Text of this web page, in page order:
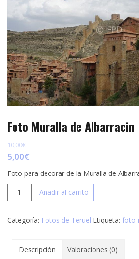
Foto Muralla de Albarracin
10,00€
5,00€
Foto para decorar de la Muralla de
Foto
Muralla
Albarracin
Añadir al carrito
Categoría: Fotos de Teruel Etiqueta: foto
Descripción Valoraciones (0)